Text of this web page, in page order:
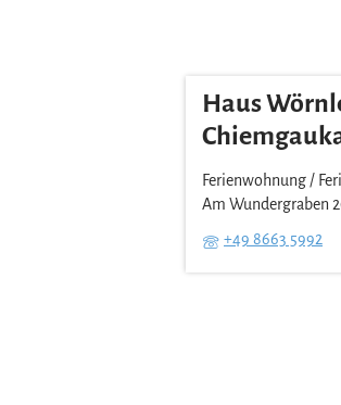
Haus
Ferienwohnung /
Am Wundergraben
+49 8663 5992